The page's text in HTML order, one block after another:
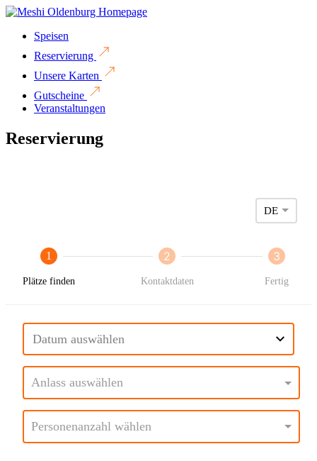
Speisen
Reservierung
Unsere Karten
Gutscheine
Veranstaltungen
Reservierung